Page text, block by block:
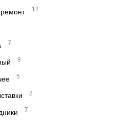
12
7
9
5
2
7